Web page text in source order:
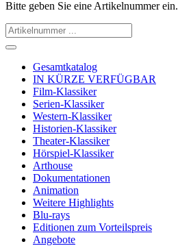
Bitte geben Sie eine Artikelnummer ein.
Gesamtkatalog
IN KÜRZE VERFÜGBAR
Film-Klassiker
Serien-Klassiker
Western-Klassiker
Historien-Klassiker
Theater-Klassiker
Hörspiel-Klassiker
Arthouse
Dokumentationen
Animation
Weitere Highlights
Blu-rays
Editionen zum Vorteilspreis
Angebote